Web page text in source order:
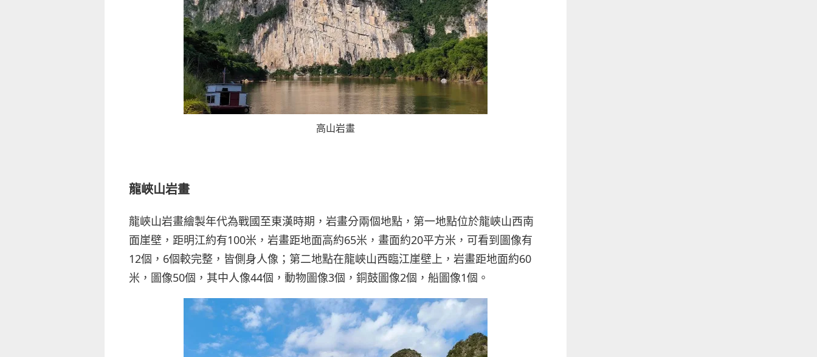
高山岩畫
龍峽山岩畫
龍峽山岩畫繪製年代為戰國至東漢時期，岩畫分兩個地點，第一地點位於龍峽山西南
面崖壁，距明江約有100米，岩畫距地面高約65米，畫面約20平方米，可看到圖像有
12個，6個較完整，皆側身人像；第二地點在龍峽山西臨江崖壁上，岩畫距地面約60
米，圖像50個，其中人像44個，動物圖像3個，銅鼓圖像2個，船圖像1個。